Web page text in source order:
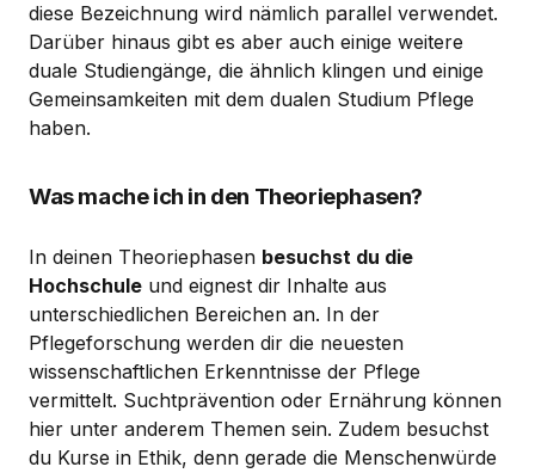
diese Bezeichnung wird nämlich parallel verwendet.
Darüber hinaus gibt es aber auch einige weitere
duale Studiengänge, die ähnlich klingen und einige
Gemeinsamkeiten mit dem dualen Studium Pflege
haben.
Was mache ich in den Theoriephasen?
In deinen Theoriephasen besuchst du die
Hochschule und eignest dir Inhalte aus
unterschiedlichen Bereichen an. In der
Pflegeforschung werden dir die neuesten
wissenschaftlichen Erkenntnisse der Pflege
vermittelt. Suchtprävention oder Ernährung können
hier unter anderem Themen sein. Zudem besuchst
du Kurse in Ethik, denn gerade die Menschenwürde